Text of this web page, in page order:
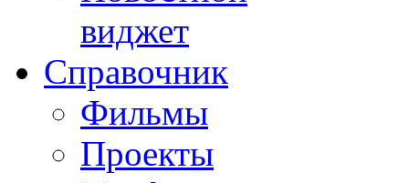
виджет
Справочник
Фильмы
Проекты